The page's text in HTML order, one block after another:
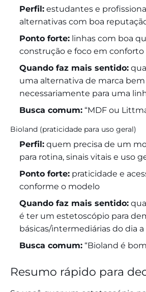
Perfil: estudantes e
alternativas com boa
Ponto forte: linhas com boa
construção e foco em conforto
Quando faz mais sentido:
uma alternativa de marca
necessariamente para uma
Busca comum: “MDF ou
Bioland (praticidade para uso geral)
Perfil: quem precisa de um
para rotina, sinais vitais e uso
Ponto forte: praticidade e
conforme o modelo
Quando faz mais sentido:
é ter um estetoscópio para
básicas/intermediárias do dia a
Busca comum: “Bioland é
Resumo rápido para